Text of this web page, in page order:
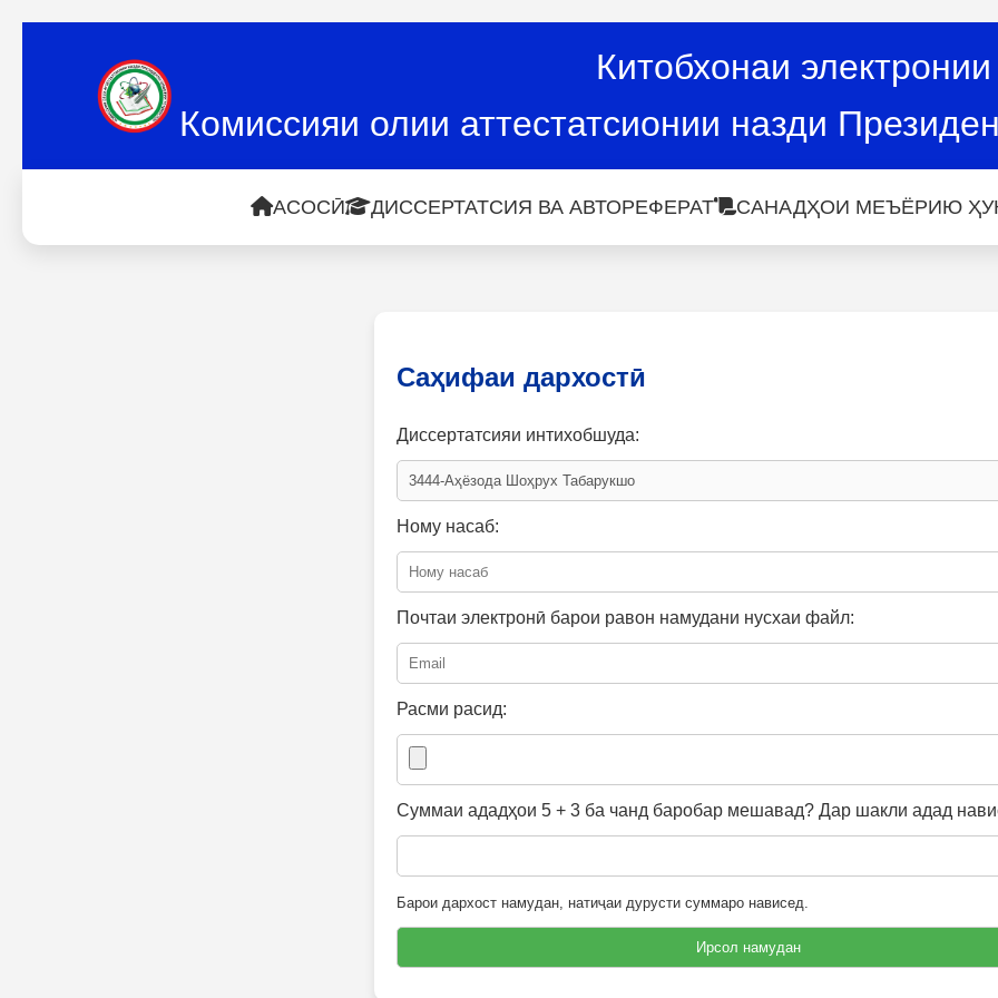
Китобхонаи электронии
Комиссияи олии аттестатсионии назди
АСОСӢ ДИССЕРТАТСИЯ ВА АВТОРЕФЕРАТ САНАДҲОИ МЕЪЁРИЮ
Саҳифаи дархостӣ
Диссертатсияи интихобшуда:
Ному насаб:
Почтаи электронӣ барои равон намудани нусхаи файл:
Расми расид:
Суммаи ададҳои 5 + 3 ба чанд баробар мешавад? Дар шакли адад
Барои дархост намудан, натиҷаи дурусти суммаро нависед.
Ирсол намудан